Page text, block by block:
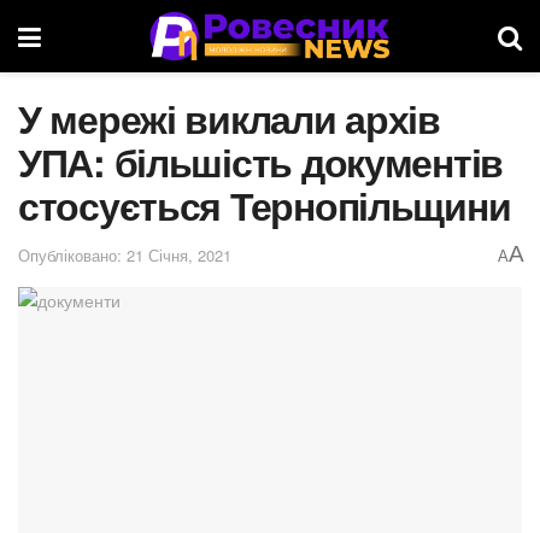
У мережі виклали архів
УПА: більшість документів
стосується Тернопільщини
Опубліковано: 21 Січня, 2021 AA